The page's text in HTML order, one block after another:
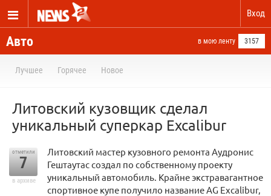
Вход
Авто в мою ленту 3157
Лучшее Горячее Новое
Литовский кузовщик сделал
уникальный суперкар Excalibur
отметили
7
в архиве
Литовский мастер кузовного ремонта Аудронис
Гештаутас создал по собственному проекту
уникальный автомобиль. Крайне экстравагантное
спортивное купе получило название AG Excalibur,